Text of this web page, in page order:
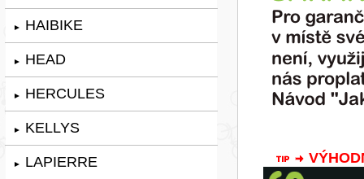
► HAIBIKE
► HEAD
► HERCULES
► KELLYS
► LAPIERRE